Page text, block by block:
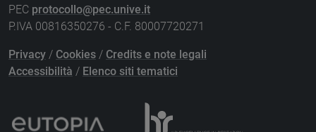
PEC protocollo@pec.unive.it
P.IVA 00816350276 - C.F. 80007720271
Privacy / Cookies / Credits e note legali
Accessibilità / Elenco siti tematici